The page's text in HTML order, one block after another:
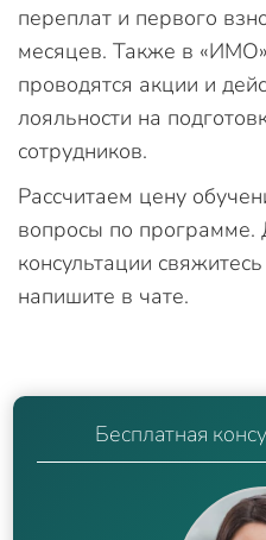
переплат и первого
месяцев. Также в
проводятся акции и
лояльности на
сотрудников.
Рассчитаем цену
вопросы по программе.
консультации
напишите в чате.
Бесплатная